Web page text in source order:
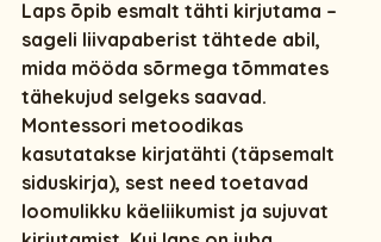
Laps õpib esmalt tähti kirjutama –
sageli liivapaberist tähtede abil,
mida mööda sõrmega tõmmates
tähekujud selgeks saavad.
Montessori metoodikas
kasutatakse kirjatähti (täpsemalt
siduskirja), sest need toetavad
loomulikku käeliikumist ja sujuvat